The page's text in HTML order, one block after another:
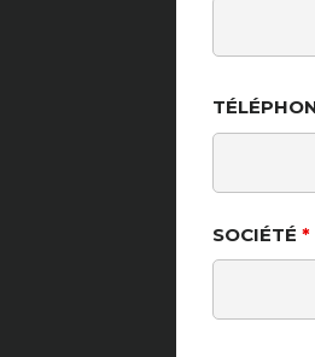
SOCIÉTÉ *